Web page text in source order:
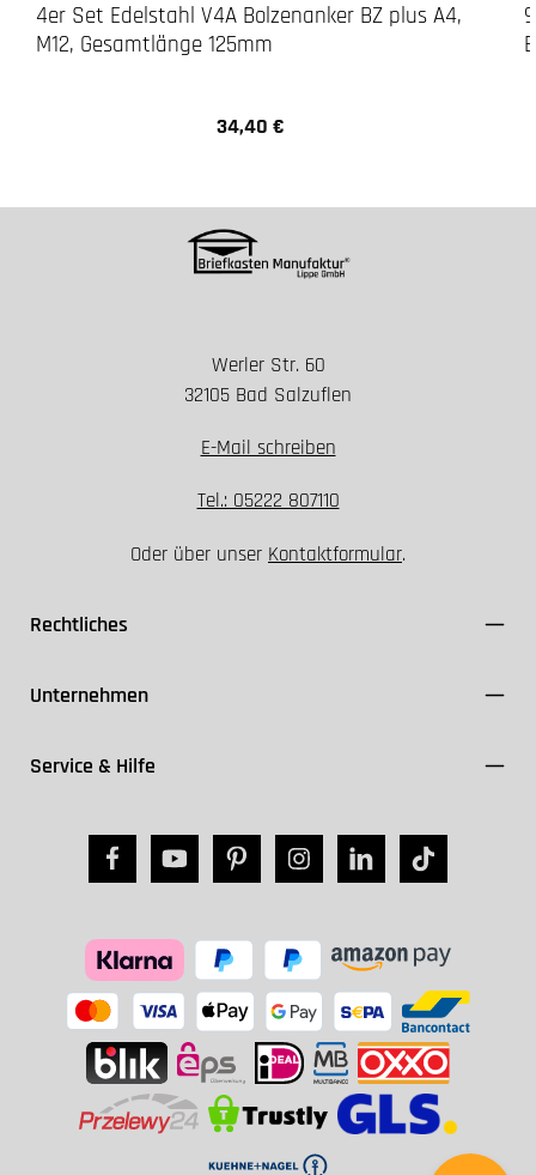
4er Set Edelstahl V4A Bolzenanker BZ plus A4,
M12, Gesamtlänge 125mm
Regulärer Preis:
34,40 €
Werler Str. 60
32105 Bad Salzuflen
E-Mail schreiben
Tel.: 05222 807110
Oder über unser Kontaktformular.
Rechtliches
Unternehmen
Service & Hilfe